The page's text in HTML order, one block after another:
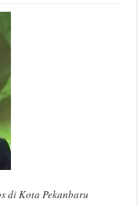
di Kota Pekanbaru